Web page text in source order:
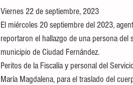
Viernes 22 de septiembre, 2023
El miércoles 20 septiembre del 2023,
reportaron el hallazgo de una persona
municipio de Ciudad Fernández.
Peritos de la Fiscalía y personal del
María Magdalena, para el traslado del